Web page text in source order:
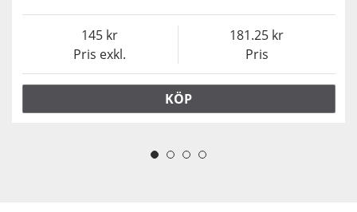
Pris exkl.
145
Pris
181.25
KÖP